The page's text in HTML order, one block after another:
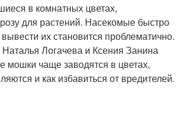
в комнатных цветах,
для растений. Насекомые быстро
их становится проблематично.
Логачева и Ксения Занина
мошки чаще заводятся в цветах,
и как избавиться от вредителей.